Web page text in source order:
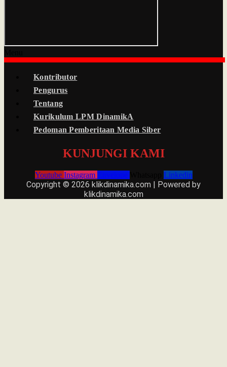
Kontributor
Pengurus
Tentang
Kurikulum LPM DinamikA
Pedoman Pemberitaan Media Siber
KUNJUNGI KAMI
Youtube Instagram Linkedin
Copyright © 2026 klikdinamika.com | Powered by
klikdinamika.com